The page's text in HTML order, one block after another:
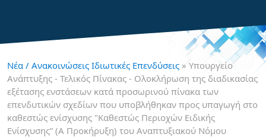
Νέα / Ανακοινώσεις Ιδιωτικές Επενδύσεις » Υπουργείο
Ανάπτυξης - Τελικός Πίνακας - Ολοκλήρωση της διαδικασίας
εξέτασης ενστάσεων κατά προσωρινού πίνακα των
επενδυτικών σχεδίων που υποβλήθηκαν προς υπαγωγή στο
καθεστώς ενίσχυσης "Καθεστώς Περιοχών Ειδικής
Ενίσχυσης” (Α Προκήρυξη) του Αναπτυξιακού Νόμου